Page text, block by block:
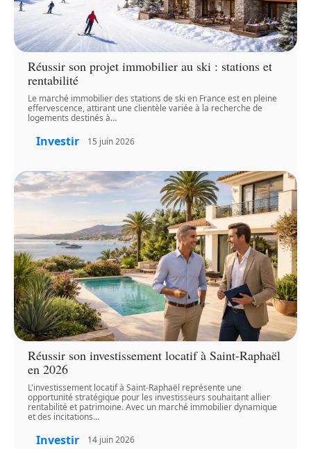
Réussir son projet immobilier au ski : stations et
rentabilité
Le marché immobilier des stations de ski en France est en pleine
effervescence, attirant une clientèle variée à la recherche de
logements destinés à…
Investir 15 juin 2026
Réussir son investissement locatif à Saint-Raphaël
en 2026
L'investissement locatif à Saint-Raphaël représente une
opportunité stratégique pour les investisseurs souhaitant allier
rentabilité et patrimoine. Avec un marché immobilier dynamique
et des incitations…
Investir 14 juin 2026